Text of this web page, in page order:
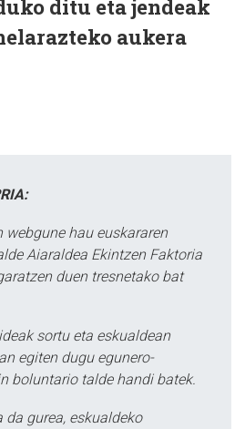
ditu eta jendeak
aukera
webgune hau euskararen
Aiaraldea Ekintzen Faktoria
duen tresnetako bat
sortu eta eskualdean
egiten dugu egunero-
boluntario talde handi batek.
da gurea, eskualdeko